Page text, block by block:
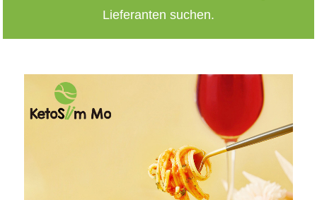
Lieferanten suchen.